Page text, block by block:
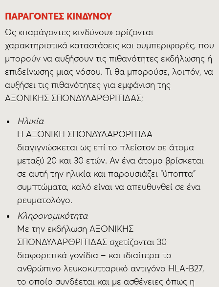
ΠΑΡΆΓΟΝΤΕΣ ΚΙΝΔΎΝΟΥ
Ως «παράγοντες κινδύνου» ορίζονται
χαρακτηριστικά καταστάσεις και συμπεριφορές, που
μπορούν να αυξήσουν τις πιθανότητες εκδήλωσης ή
επιδείνωσης μιας νόσου. Τι θα μπορούσε, λοιπόν, να
αυξήσει τις πιθανότητες για εμφάνιση της
ΑΞΟΝΙΚΗΣ ΣΠΟΝΔΥΛΑΡΘΡΙΤΙΔΑΣ;
Ηλικία
Η ΑΞΟΝΙΚΗ ΣΠΟΝΔΥΛΑΡΘΡΙΤΙΔΑ
διαγιγνώσκεται ως επί το πλείστον σε άτομα
μεταξύ 20 και 30 ετών. Αν ένα άτομο βρίσκεται
σε αυτή την ηλικία και παρουσιάζει “ύποπτα”
συμπτώματα, καλό είναι να απευθυνθεί σε ένα
ρευματολόγο.
Κληρονομικότητα
Mε την εκδήλωση ΑΞΟΝΙΚΗΣ
ΣΠΟΝΔΥΛΑΡΘΡΙΤΙΔΑΣ σχετίζονται 30
διαφορετικά γονίδια – και ιδιαίτερα το
ανθρώπινο λευκοκυτταρικό αντιγόνο HLA-B27,
το οποίο συνδέεται και με ασθένειες όπως η